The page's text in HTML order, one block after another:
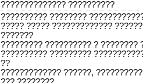
?????????????? ??????????
?????????? ????????
????? ????? ?????????????
???????
????????? ?????????? ? ????????
?????????? ?????????
??
????????????? ??????,